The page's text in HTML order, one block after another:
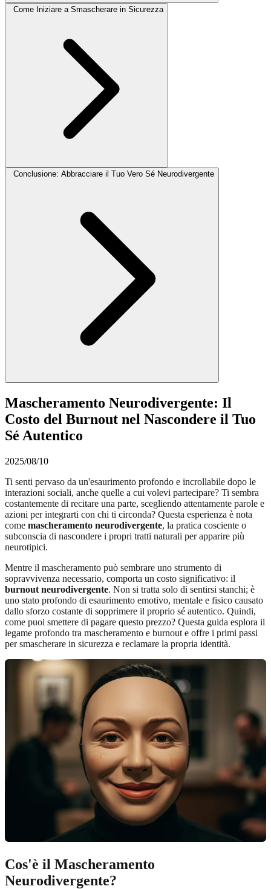
Come Iniziare a Smascherare in Sicurezza
Conclusione: Abbracciare il Tuo Vero Sé Neurodivergente
Mascheramento Neurodivergente: Il
Costo del Burnout nel Nascondere il Tuo
Sé Autentico
2025/08/10
Ti senti pervaso da un'esaurimento profondo e incrollabile dopo le
interazioni sociali, anche quelle a cui volevi partecipare? Ti sembra
costantemente di recitare una parte, scegliendo attentamente parole e
azioni per integrarti con chi ti circonda? Questa esperienza è nota
come mascheramento neurodivergente, la pratica cosciente o
subconscia di nascondere i propri tratti naturali per apparire più
neurotipici.
Mentre il mascheramento può sembrare uno strumento di
sopravvivenza necessario, comporta un costo significativo: il
burnout neurodivergente. Non si tratta solo di sentirsi stanchi; è
uno stato profondo di esaurimento emotivo, mentale e fisico causato
dallo sforzo costante di sopprimere il proprio sé autentico. Quindi,
come puoi smettere di pagare questo prezzo? Questa guida esplora il
legame profondo tra mascheramento e burnout e offre i primi passi
per smascherare in sicurezza e reclamare la propria identità.
Cos'è il Mascheramento
Neurodivergente?